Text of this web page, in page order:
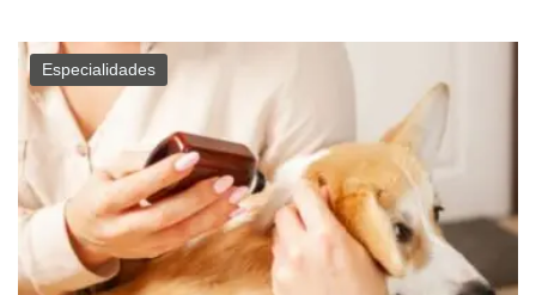
Especialidades